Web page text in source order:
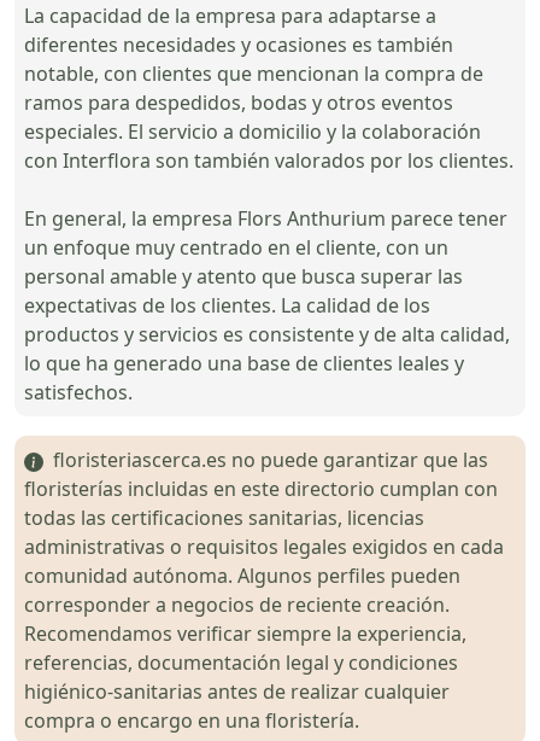
La capacidad de la empresa para adaptarse a
diferentes necesidades y ocasiones es también
notable, con clientes que mencionan la compra de
ramos para despedidos, bodas y otros eventos
especiales. El servicio a domicilio y la colaboración
con Interflora son también valorados por los clientes.
En general, la empresa Flors Anthurium parece tener
un enfoque muy centrado en el cliente, con un
personal amable y atento que busca superar las
expectativas de los clientes. La calidad de los
productos y servicios es consistente y de alta calidad,
lo que ha generado una base de clientes leales y
satisfechos.
floristeriascerca.es no puede garantizar que las
floristerías incluidas en este directorio cumplan con
todas las certificaciones sanitarias, licencias
administrativas o requisitos legales exigidos en cada
comunidad autónoma. Algunos perfiles pueden
corresponder a negocios de reciente creación.
Recomendamos verificar siempre la experiencia,
referencias, documentación legal y condiciones
higiénico-sanitarias antes de realizar cualquier
compra o encargo en una floristería.